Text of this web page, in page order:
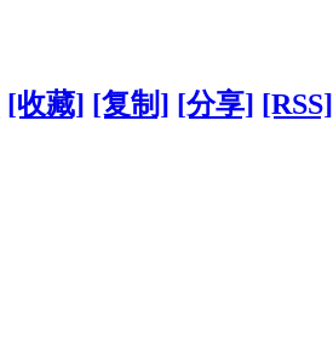
[收藏] [复制] [分享] [RSS]